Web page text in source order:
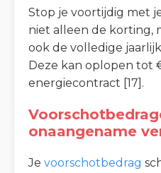
Stop je voortijdig met
niet alleen de korting,
ook de volledige
Deze kan oplopen tot
energiecontract [17].
onaangename
Je voorschotbedrag